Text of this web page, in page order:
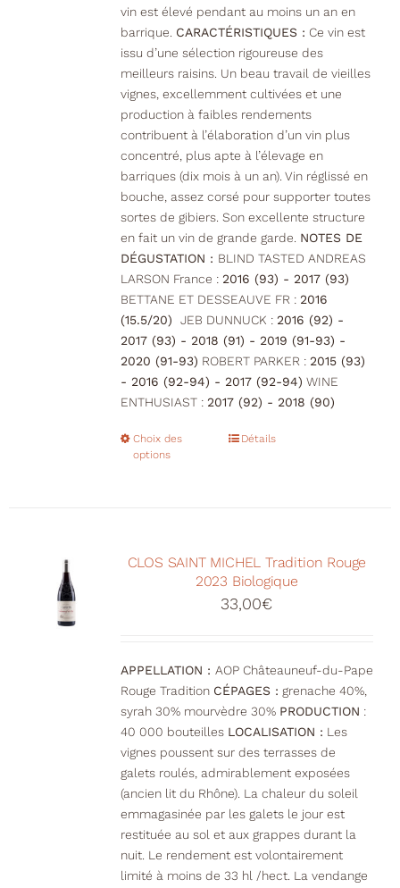
vin est élevé pendant au moins un an en
barrique. CARACTÉRISTIQUES : Ce vin est
issu d’une sélection rigoureuse des
meilleurs raisins. Un beau travail de vieilles
vignes, excellemment cultivées et une
production à faibles rendements
contribuent à l’élaboration d’un vin plus
concentré, plus apte à l’élevage en
barriques (dix mois à un an). Vin réglissé en
bouche, assez corsé pour supporter toutes
sortes de gibiers. Son excellente structure
en fait un vin de grande garde. NOTES DE
DÉGUSTATION : BLIND TASTED ANDREAS
LARSON France : 2016 (93) - 2017 (93)
BETTANE ET DESSEAUVE FR : 2016
(15.5/20)
JEB DUNNUCK : 2016 (92) -
2017 (93) - 2018 (91) - 2019 (91-93) -
2020 (91-93) ROBERT PARKER : 2015 (93)
- 2016 (92-94) - 2017 (92-94) WINE
ENTHUSIAST : 2017 (92) - 2018 (90)
Choix des
options
Ce
options
peuvent
être
la
page
du
produit
Détails
CLOS SAINT MICHEL Tradition Rouge
2023 Biologique
33,00€
APPELLATION : AOP Châteauneuf-du-Pape
Rouge Tradition CÉPAGES : grenache 40%,
syrah 30% mourvèdre 30% PRODUCTION :
40 000 bouteilles LOCALISATION : Les
vignes poussent sur des terrasses de
galets roulés, admirablement exposées
(ancien lit du Rhône). La chaleur du soleil
emmagasinée par les galets le jour est
restituée au sol et aux grappes durant la
nuit. Le rendement est volontairement
limité à moins de 33 hl /hect. La vendange